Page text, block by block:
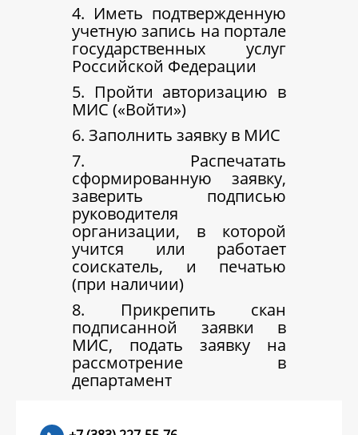
4. Иметь подтвержденную
учетную запись на портале
государственных услуг
Российской Федерации
5. Пройти авторизацию в
МИС («Войти»)
6. Заполнить заявку в МИС
7. Распечатать
сформированную заявку,
заверить подписью
руководителя
организации, в которой
учится или работает
соискатель, и печатью
(при наличии)
8. Прикрепить скан
подписанной заявки в
МИС, подать заявку на
рассмотрение в
департамент